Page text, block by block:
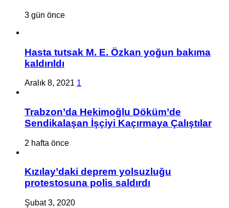
3 gün önce
Hasta tutsak M. E. Özkan yoğun bakıma
kaldırıldı
Aralık 8, 2021 1
Trabzon’da Hekimoğlu Döküm’de
Sendikalaşan İşçiyi Kaçırmaya Çalıştılar
2 hafta önce
Kızılay’daki deprem yolsuzluğu
protestosuna polis saldırdı
Şubat 3, 2020